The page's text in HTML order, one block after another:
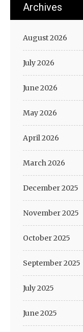
Archives
August 2026
July 2026
June 2026
May 2026
April 2026
March 2026
December 2025
November 2025
October 2025
September 2025
July 2025
June 2025